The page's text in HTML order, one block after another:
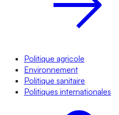
Politique agricole
Environnement
Politique sanitaire
Politiques internationales